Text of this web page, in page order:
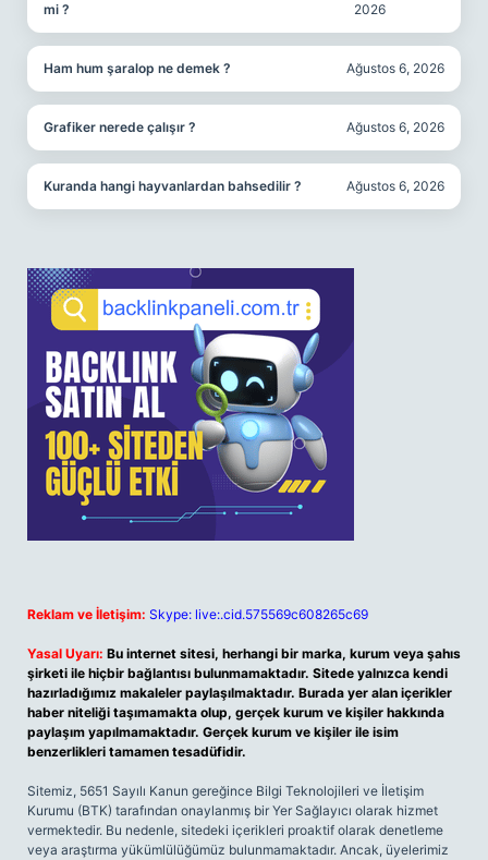
mi ?
2026
Ham hum şaralop ne demek ? Ağustos 6, 2026
Grafiker nerede çalışır ? Ağustos 6, 2026
Kuranda hangi hayvanlardan bahsedilir ? Ağustos 6, 2026
Reklam ve İletişim: Skype: live:.cid.575569c608265c69
Yasal Uyarı: Bu internet sitesi, herhangi bir marka, kurum veya şahıs
şirketi ile hiçbir bağlantısı bulunmamaktadır. Sitede yalnızca kendi
hazırladığımız makaleler paylaşılmaktadır. Burada yer alan içerikler
haber niteliği taşımamakta olup, gerçek kurum ve kişiler hakkında
paylaşım yapılmamaktadır. Gerçek kurum ve kişiler ile isim
benzerlikleri tamamen tesadüfidir.
Sitemiz, 5651 Sayılı Kanun gereğince Bilgi Teknolojileri ve İletişim
Kurumu (BTK) tarafından onaylanmış bir Yer Sağlayıcı olarak hizmet
vermektedir. Bu nedenle, sitedeki içerikleri proaktif olarak denetleme
veya araştırma yükümlülüğümüz bulunmamaktadır. Ancak, üyelerimiz